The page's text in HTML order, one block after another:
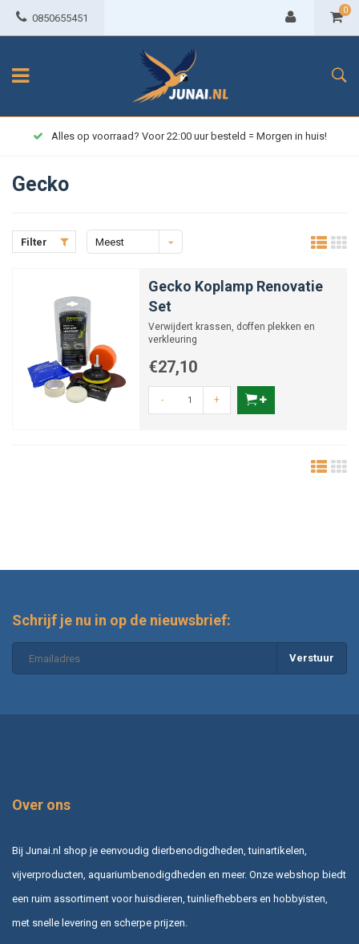
0850655451
0
Alles op voorraad? Voor 22:00 uur besteld = Morgen in huis!
Gecko
Filter
Meest
Gecko Koplamp Renovatie
Set
Verwijdert krassen, doffen plekken en
verkleuring
€27,10
- +
Schrijf je nu in op de nieuwsbrief:
Verstuur
Over ons
Bij Junai.nl shop je eenvoudig dierbenodigdheden, tuinartikelen,
vijverproducten, aquariumbenodigdheden en meer. Onze webshop biedt
een ruim assortiment voor huisdieren, tuinliefhebbers en hobbyisten,
met snelle levering en scherpe prijzen.